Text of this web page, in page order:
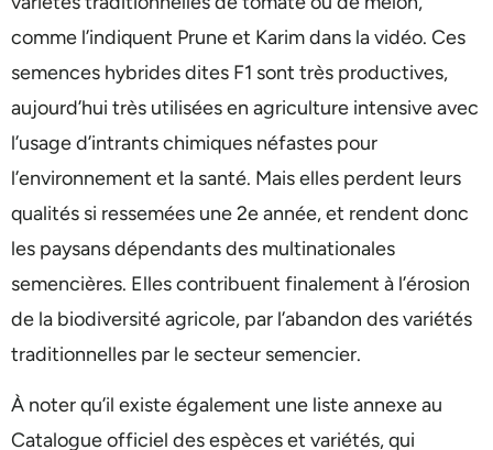
comme l’indiquent Prune et Karim dans la vidéo. Ces
semences hybrides dites F1 sont très productives,
aujourd’hui très utilisées en agriculture intensive avec
l’usage d’intrants chimiques néfastes pour
l’environnement et la santé. Mais elles perdent leurs
qualités si ressemées une 2e année, et rendent donc
les paysans dépendants des multinationales
semencières. Elles contribuent finalement à l’érosion
de la biodiversité agricole, par l’abandon des variétés
traditionnelles par le secteur semencier.
À noter qu’il existe également une liste annexe au
Catalogue officiel des espèces et variétés, qui